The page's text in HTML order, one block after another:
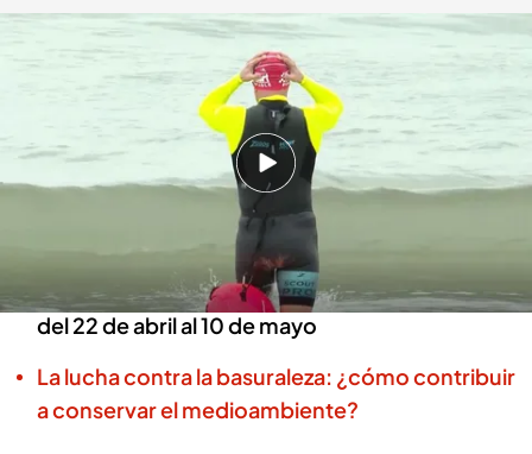
'Abrazar el Mar', el reto de Alberto Lorente
IMAGEN: Gabi Sendra / Pablo
Redacción digital Noticias Cuatro
14 MAR 2025 - 20:31h.
'Abrazar el Mar' supone un reto deportivo y una
campaña de activismo medioambiental
Alberto Lorente dará la vuelta a España a nado
del 22 de abril al 10 de mayo
La lucha contra la basuraleza: ¿cómo contribuir
a conservar el medioambiente?